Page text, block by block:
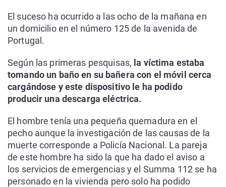
El suceso ha ocurrido a las ocho de la mañana en
un domicilio en el número 125 de la avenida de
Portugal.
Según las primeras pesquisas, la víctima estaba
tomando un baño en su bañera con el móvil cerca
cargándose y este dispositivo le ha podido
producir una descarga eléctrica.
El hombre tenía una pequeña quemadura en el
pecho aunque la investigación de las causas de la
muerte corresponde a Policía Nacional. La pareja
de este hombre ha sido la que ha dado el aviso a
los servicios de emergencias y el Summa 112 se ha
personado en la vivienda pero solo ha podido